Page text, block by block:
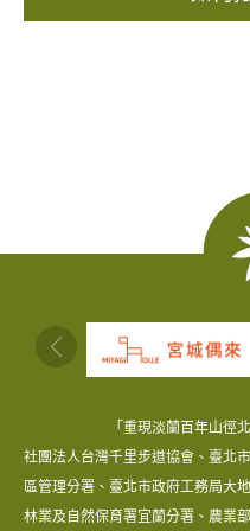
「重現淡蘭百年山徑
社團法人台灣千里步道協會、臺北
區管理分署、臺北市政府工務局大
林業及自然保育署宜蘭分署、農業